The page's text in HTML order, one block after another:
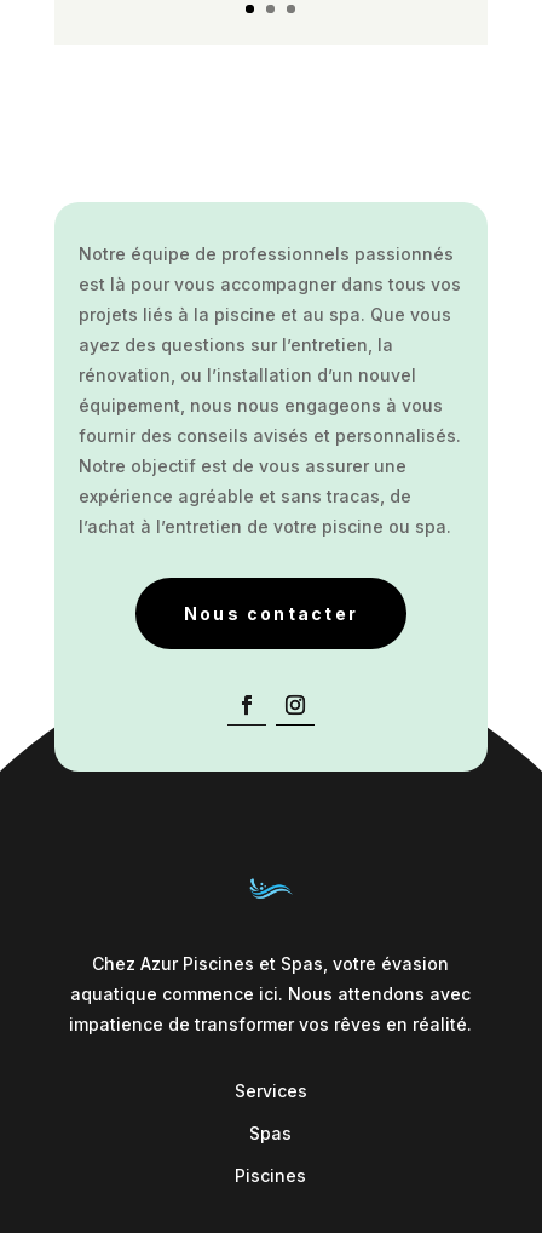
Notre équipe de professionnels passionnés
est là pour vous accompagner dans tous vos
projets liés à la piscine et au spa. Que vous
ayez des questions sur l’entretien, la
rénovation, ou l’installation d’un nouvel
équipement, nous nous engageons à vous
fournir des conseils avisés et personnalisés.
Notre objectif est de vous assurer une
expérience agréable et sans tracas, de
l’achat à l’entretien de votre piscine ou spa.
Nous contacter
Chez Azur Piscines et Spas, votre évasion
aquatique commence ici. Nous attendons avec
impatience de transformer vos rêves en réalité.
Services
Spas
Piscines